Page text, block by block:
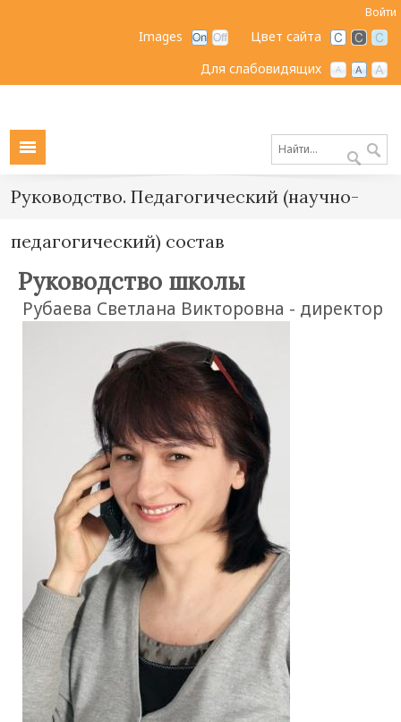
Войти
Цвет сайта
Images
Для слабовидящих
Руководство. Педагогический (научно-
педагогический) состав
Руководство школы
Рубаева Светлана Викторовна - директор